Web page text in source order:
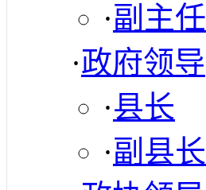
·副主任
·政府领导
·县长
·副县长